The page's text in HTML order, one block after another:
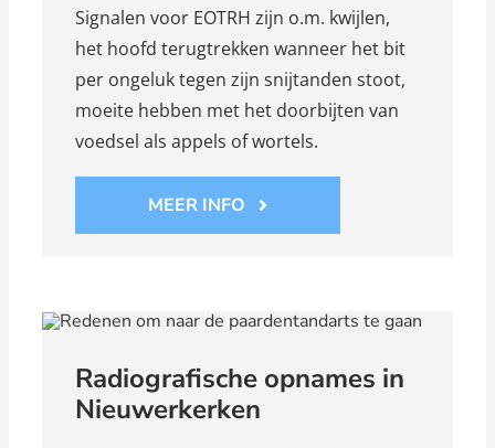
Signalen voor EOTRH zijn o.m. kwijlen,
het hoofd terugtrekken wanneer het bit
per ongeluk tegen zijn snijtanden stoot,
moeite hebben met het doorbijten van
voedsel als appels of wortels.
MEER INFO
Radiografische opnames in
Nieuwerkerken